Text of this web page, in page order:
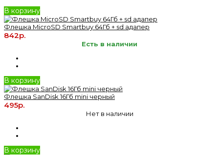
В корзину
Флешка MicroSD Smartbuy 64Гб + sd адапер
842р.
Есть в наличии
В корзину
Флешка SanDisk 16Гб mini черный
495р.
Нет в наличии
В корзину